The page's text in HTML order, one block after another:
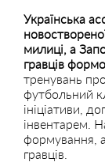
Українська
милиці, а
гравців
тренувань
футбольний
ініціативи,
інвентарем.
формування,
гравців.